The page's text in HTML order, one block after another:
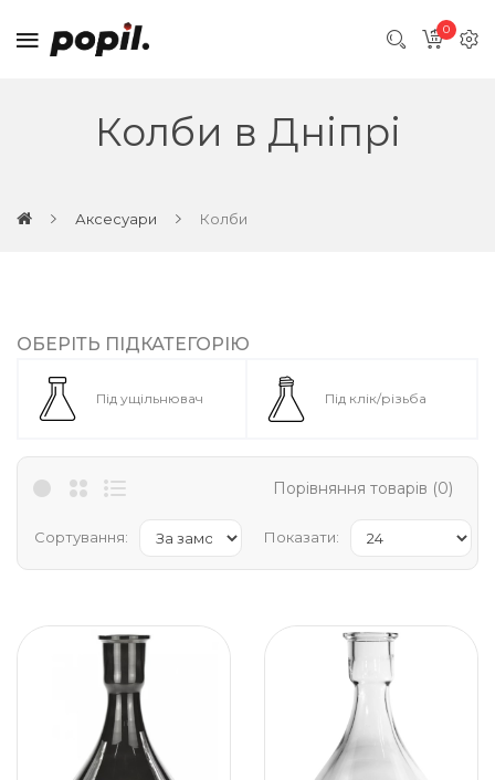
0
Колби в Дніпрі
Аксесуари Колби
ОБЕРІТЬ ПІДКАТЕГОРІЮ
Під ущільнювач Під клік/різьба
Порівняння товарів (0)
Сортування: Показати: